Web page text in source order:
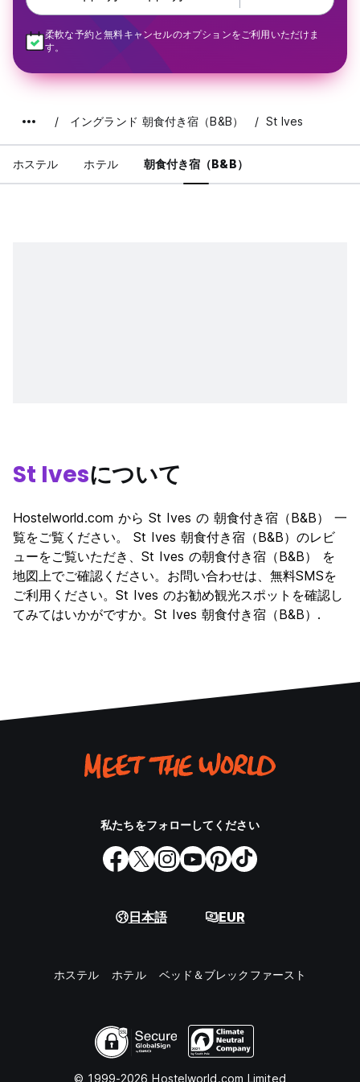
柔軟な予約と無料キャンセルのオプションをご利用いただけま
す。
イングランド 朝食付き宿（B&B） St Ives
ホステル ホテル 朝食付き宿（B&B）
St Ivesについて
Hostelworld.com から St Ives の 朝食付き宿（B&B） 一
覧をご覧ください。 St Ives 朝食付き宿（B&B）のレビ
ューをご覧いただき、St Ives の朝食付き宿（B&B） を
地図上でご確認ください。お問い合わせは、無料SMSを
ご利用ください。St Ives のお勧め観光スポットを確認し
てみてはいかがですか。St Ives 朝食付き宿（B&B）.
私たちをフォローしてください
日本語 EUR
ホステル ホテル ベッド＆ブレックファースト
© 1999-2026 Hostelworld.com Limited